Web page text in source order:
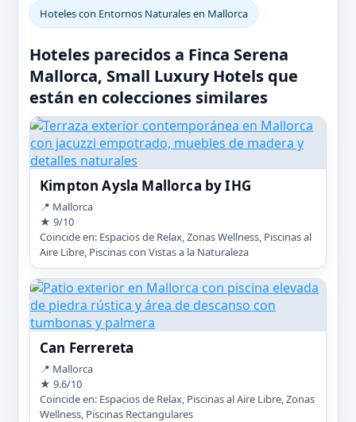
Hoteles con Entornos Naturales en Mallorca
Hoteles parecidos a Finca Serena
Mallorca, Small Luxury Hotels que
están en colecciones similares
Kimpton Aysla Mallorca by IHG
📍 Mallorca
★ 9/10
Coincide en: Espacios de Relax, Zonas Wellness, Piscinas al
Aire Libre, Piscinas con Vistas a la Naturaleza
Can Ferrereta
📍 Mallorca
★ 9.6/10
Coincide en: Espacios de Relax, Piscinas al Aire Libre, Zonas
Wellness, Piscinas Rectangulares